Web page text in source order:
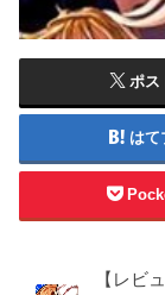
ポス
はて
【レビ